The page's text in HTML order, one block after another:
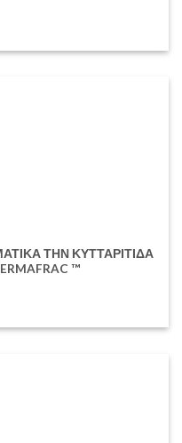
ΤΗΝ ΚΥΤΤΑΡΙΤΙΔΑ
™